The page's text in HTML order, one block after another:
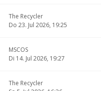
The Recycler
Do 23. Jul 2026, 19:25
MSCOS
Di 14. Jul 2026, 19:27
The Recycler